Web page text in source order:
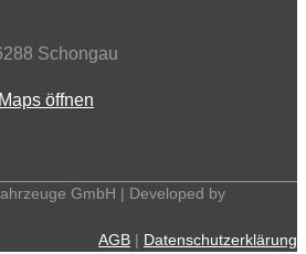
Schongau
öffnen
GmbH | Developed by
AGB | Datenschutzerklärung